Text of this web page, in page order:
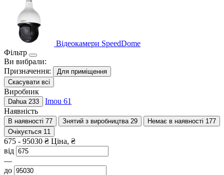
Відеокамери SpeedDome
Фільтр
Ви вибрали:
Призначення:
Для приміщення
Скасувати всі
Виробник
Dahua 233 Imou 61
Наявність
В наявності 77 Знятий з виробництва 29 Немає в наявності 177
Очікується 11
675 - 95030 ₴ Ціна, ₴
від
—
до